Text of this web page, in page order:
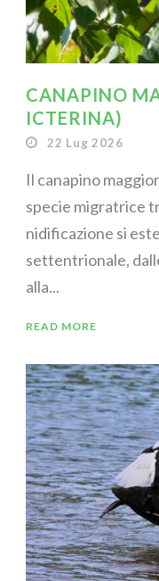
CANAPINO
ICTERINA)
22 Lug 2026
Il canapino
specie migratrice
nidificazione si
settentrionale,
alla...
READ MORE